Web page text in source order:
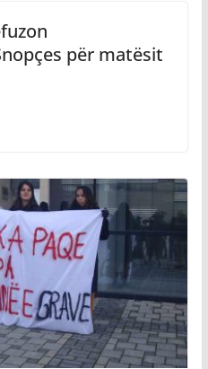
për matësit